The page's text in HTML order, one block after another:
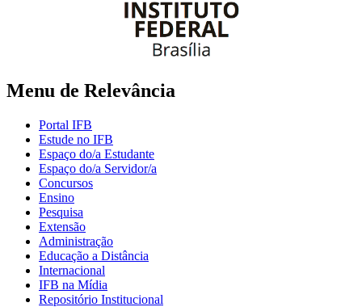
Menu de Relevância
Portal IFB
Estude no IFB
Espaço do/a Estudante
Espaço do/a Servidor/a
Concursos
Ensino
Pesquisa
Extensão
Administração
Educação a Distância
Internacional
IFB na Mídia
Repositório Institucional